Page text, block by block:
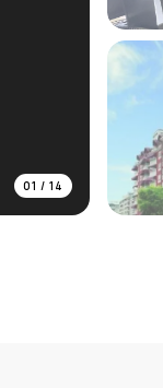
01 / 14